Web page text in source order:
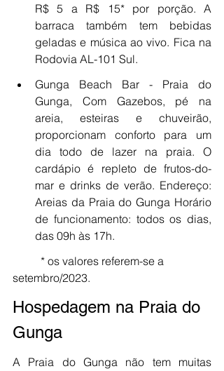
R$ 5 a R$ 15* por porção. A
barraca também tem bebidas
geladas e música ao vivo. Fica na
Rodovia AL-101 Sul.
Gunga Beach Bar - Praia do
Gunga, Com Gazebos, pé na
areia, esteiras e chuveirão,
proporcionam conforto para um
dia todo de lazer na praia. O
cardápio é repleto de frutos-do-
mar e drinks de verão. Endereço:
Areias da Praia do Gunga Horário
de funcionamento: todos os dias,
das 09h às 17h.
setembro/2023.
Hospedagem na Praia do
Gunga
A Praia do Gunga não tem muitas